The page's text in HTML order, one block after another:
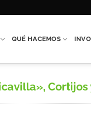
QUÉ HACEMOS
Cortijos